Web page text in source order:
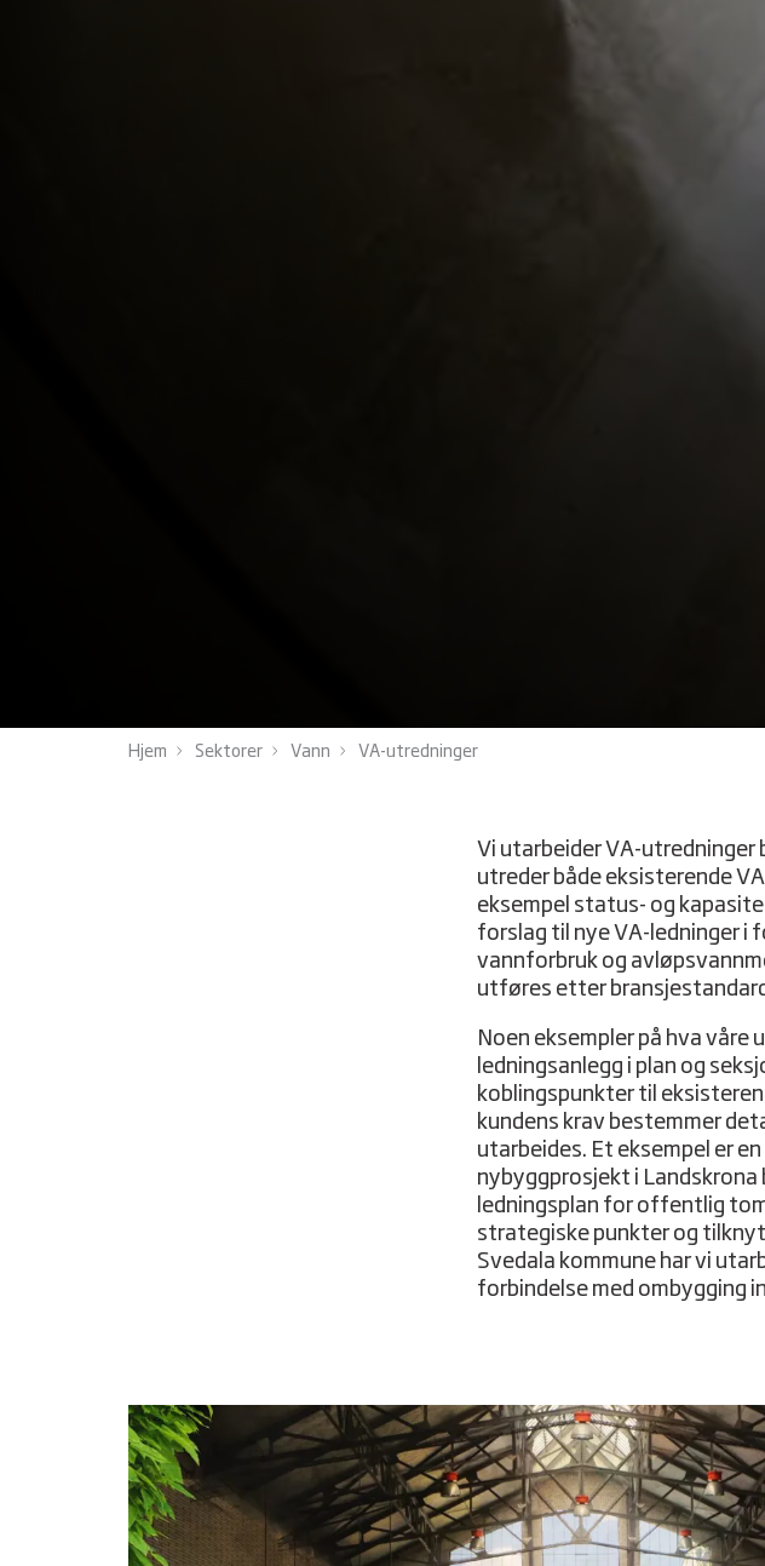
Hjem Sektorer Vann VA-utredninger
Vi utarbeider VA-utredninger
utreder både eksisterende
eksempel status- og
forslag til nye VA-ledninger i
vannforbruk og
utføres etter
Noen eksempler på hva
ledningsanlegg i plan og
koblingspunkter til
kundens krav bestemmer
utarbeides. Et eksempel er
nybyggprosjekt i
ledningsplan for offentlig
strategiske punkter og
Svedala kommune har vi
forbindelse med ombygging